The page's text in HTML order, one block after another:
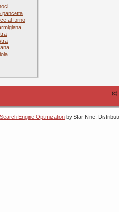
pancetta
al forno
(c)
Search Engine Optimization by Star Nine.